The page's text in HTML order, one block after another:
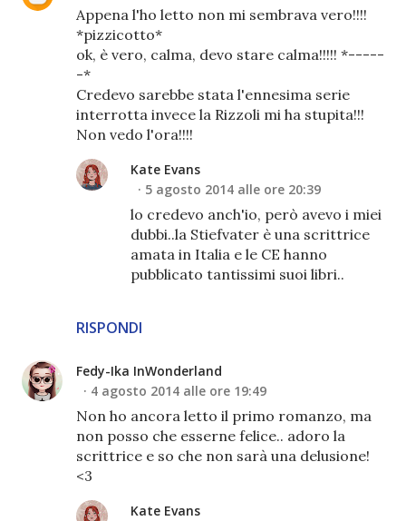
Appena l'ho letto non mi sembrava vero!!!!
*pizzicotto*
ok, è vero, calma, devo stare calma!!!!! *-----
-*
Credevo sarebbe stata l'ennesima serie
interrotta invece la Rizzoli mi ha stupita!!!
Non vedo l'ora!!!!
RISPONDI
Kate Evans
5 agosto 2014 alle ore 20:39
lo credevo anch'io, però avevo i miei
dubbi..la Stiefvater è una scrittrice
amata in Italia e le CE hanno
pubblicato tantissimi suoi libri..
Fedy-Ika InWonderland
4 agosto 2014 alle ore 19:49
Non ho ancora letto il primo romanzo, ma
non posso che esserne felice.. adoro la
scrittrice e so che non sarà una delusione!
<3
Kate Evans